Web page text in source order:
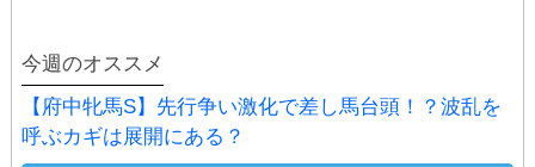
今週のオススメ
【府中牝馬S】先行争い激化で差し馬台頭！？波乱を
呼ぶカギは展開にある？